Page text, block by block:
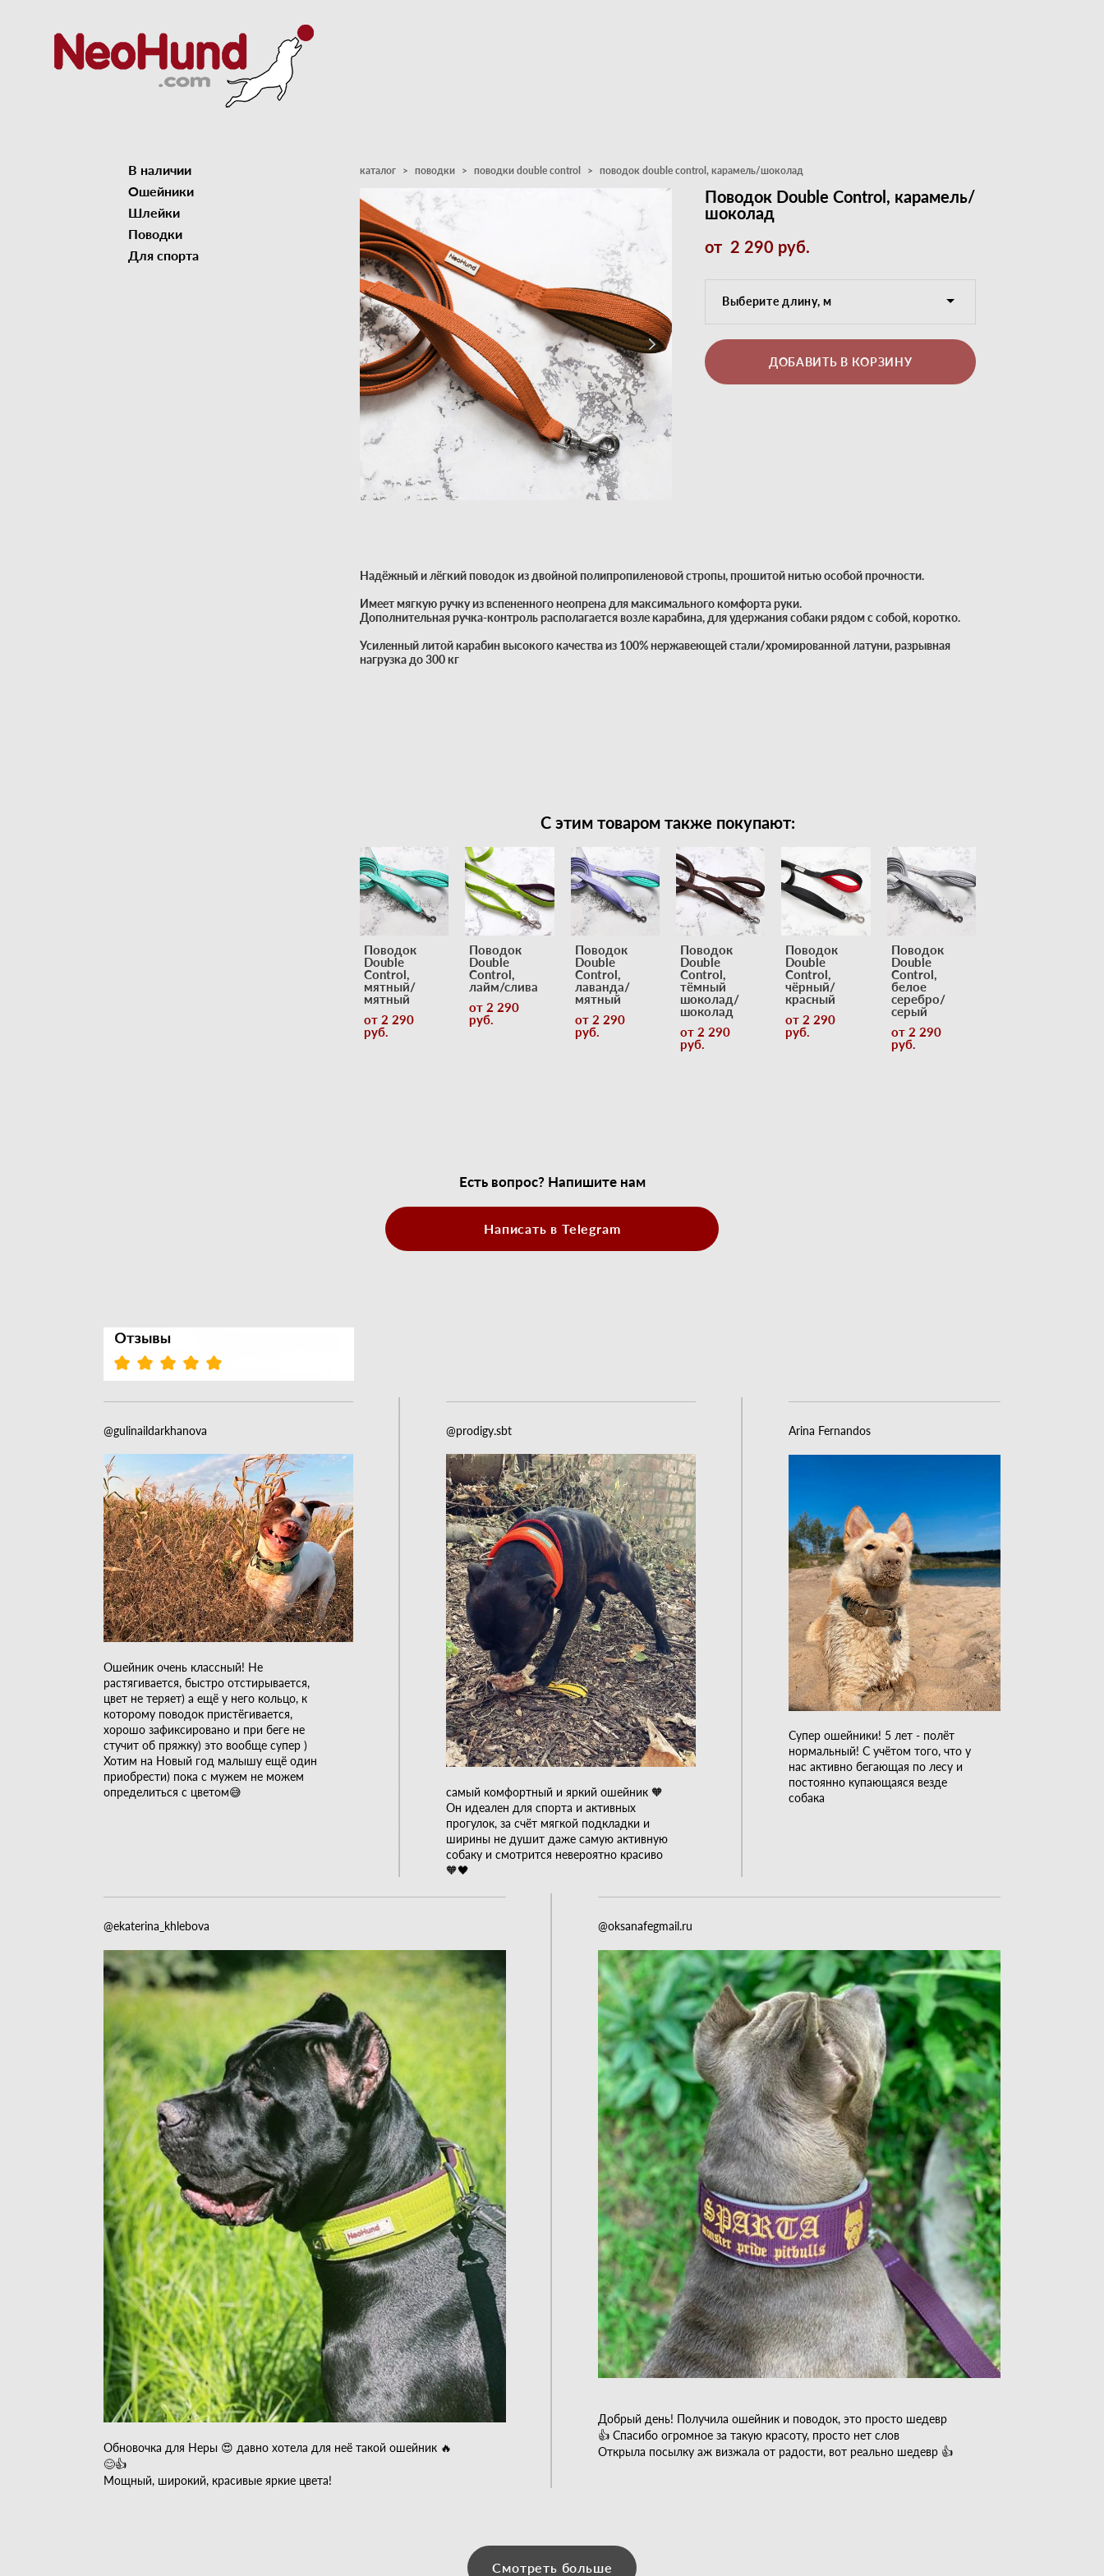
В наличии
Ошейники
Шлейки
Поводки
Для спорта
каталог > поводки > поводки double control > поводок double control, карамель/шоколад
Поводок Double Control, карамель/
шоколад
от 2 290 pуб.
Выберите длину, м
ДОБАВИТЬ В КОРЗИНУ
Надёжный и лёгкий поводок из двойной полипропиленовой стропы, прошитой нитью особой прочности.
Имеет мягкую ручку из вспененного неопрена для максимального комфорта руки.
Дополнительная ручка-контроль располагается возле карабина, для удержания собаки рядом с собой, коротко.
Усиленный литой карабин высокого качества из 100% нержавеющей стали/хромированной латуни, разрывная
нагрузка до 300 кг
С этим товаром также покупают:
Поводок
Double
Control,
мятный/
мятный
от 2 290
pуб.
Поводок
Double
Control,
лайм/слива
от 2 290
pуб.
Поводок
Double
Control,
лаванда/
мятный
от 2 290
pуб.
Поводок
Double
Control,
тёмный
шоколад/
шоколад
от 2 290
pуб.
Поводок
Double
Control,
чёрный/
красный
от 2 290
pуб.
Поводок
Double
Control,
белое
серебро/
серый
от 2 290
pуб.
Есть вопрос? Напишите нам
Написать в Telegram
@gulinaildarkhanova
Ошейник очень классный! Не
растягивается, быстро отстирывается,
цвет не теряет) а ещё у него кольцо, к
которому поводок пристёгивается,
хорошо зафиксировано и при беге не
стучит об пряжку) это вообще супер )
Хотим на Новый год малышу ещё один
приобрести) пока с мужем не можем
определиться с цветом😅
@prodigy.sbt
самый комфортный и яркий ошейник 🧡
Он идеален для спорта и активных
прогулок, за счёт мягкой подкладки и
ширины не душит даже самую активную
собаку и смотрится невероятно красиво
🧡🖤
Arina Fernandos
Супер ошейники! 5 лет - полёт
нормальный! С учётом того, что у
нас активно бегающая по лесу и
постоянно купающаяся везде
собака
@ekaterina_khlebova
Обновочка для Неры 😍 давно хотела для неё такой ошейник 🔥
😊👍
Мощный, широкий, красивые яркие цвета!
@oksanafegmail.ru
Добрый день! Получила ошейник и поводок, это просто шедевр
👍 Спасибо огромное за такую красоту, просто нет слов
Открыла посылку аж визжала от радости, вот реально шедевр 👍
Смотреть больше